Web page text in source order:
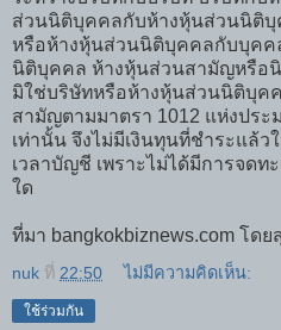
ส่วนนิติบุคคลกับห้างหุ้นส่วนนิติบุ
หรือห้างหุ้นส่วนนิติบุคคลกับบุค
นิติบุคคล ห้างหุ้นส่วนสามัญหรือ
มิใช่บริษัทหรือห้างหุ้นส่วนนิติบุค
สามัญตามมาตรา 1012 แห่งปร
เท่านั้น จึงไม่มีเงินทุนที่ชำระแล้
เวลาบัญชี เพราะไม่ได้มีการจดท
ใด
ที่มา bangkokbiznews.com โดย
nuk ที่ 22:50 ไม่มีความคิดเห็น:
ใช้ร่วมกัน